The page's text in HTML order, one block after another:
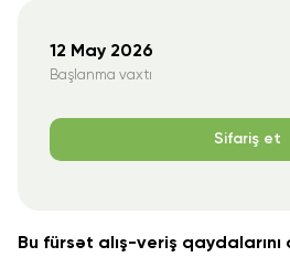
Başlanma vaxtı
12 May 2026
Sifariş et
Bu fürsət alış-veriş qaydalarını